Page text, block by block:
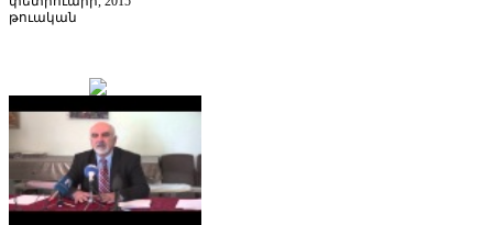
թուական